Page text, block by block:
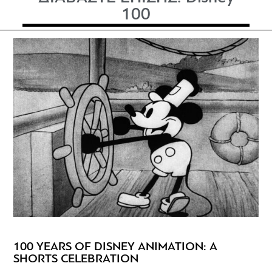
100
100 YEARS OF DISNEY ANIMATION: A
SHORTS CELEBRATION